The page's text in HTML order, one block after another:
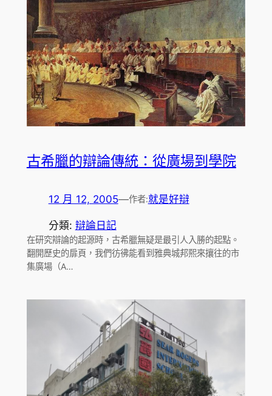
古希臘的辯論傳統：從廣場到學院
12 月 12, 2005—作者:就是好辯
分類: 辯論日記
在研究辯論的起源時，古希臘無疑是最引人入勝的起點。
翻開歷史的扉頁，我們彷彿能看到雅典城邦熙來攘往的市
集廣場（A…